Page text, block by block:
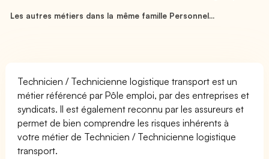
Les autres métiers dans la même famille Personnel...
Technicien / Technicienne logistique transport est un
métier référencé par Pôle emploi, par des entreprises et
syndicats. Il est également reconnu par les assureurs et
permet de bien comprendre les risques inhérents à
votre métier de Technicien / Technicienne logistique
transport.